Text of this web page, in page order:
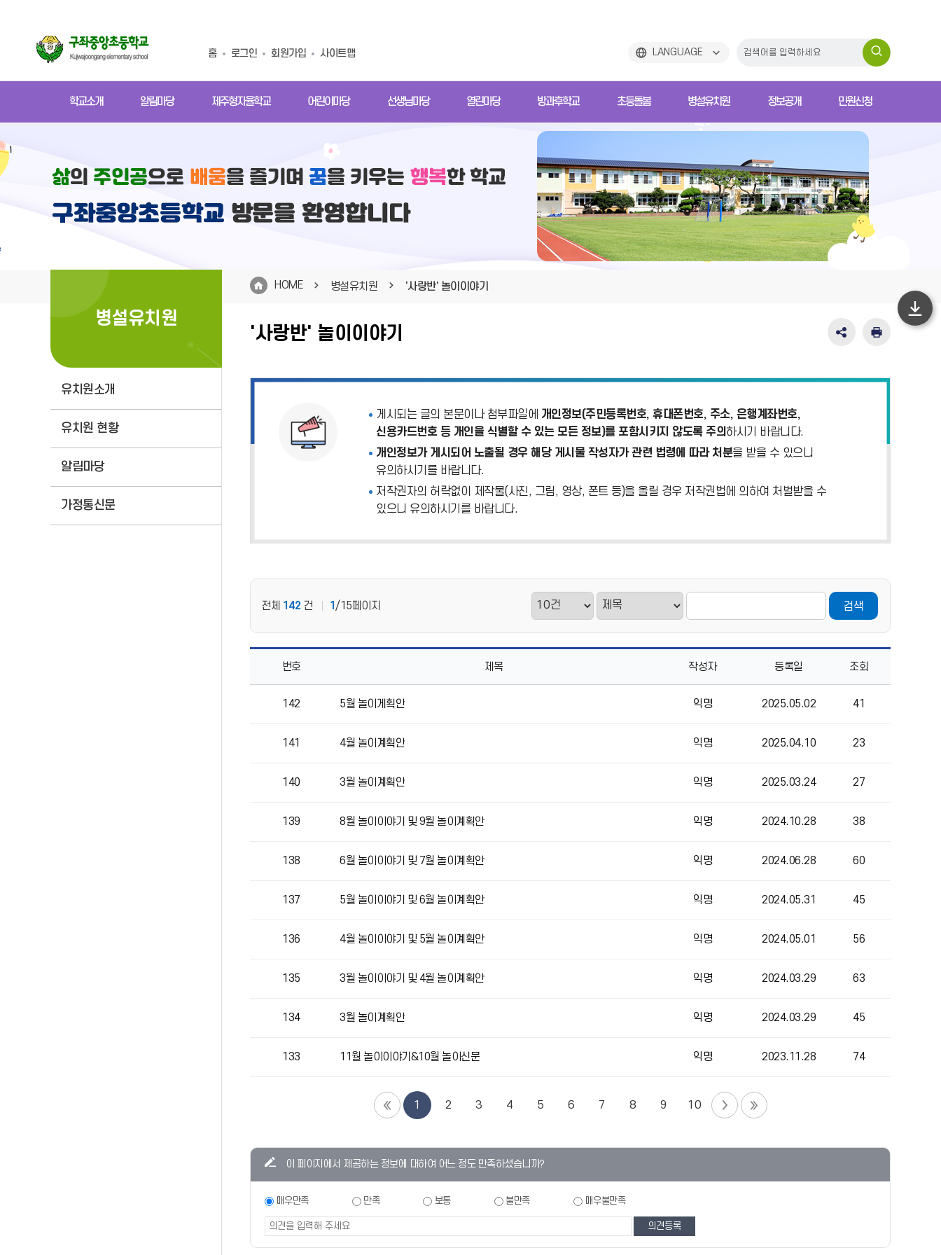
홈 로그인 회원가입 사이트맵 LANGUAGE
검
색
학교소개 알림마당 제주형자율학교 어린이마당 선생님마당 열린마당 방과후학교 초등돌봄 병설유치원 정보공개 민원신청
병설유치원
유치원소개
유치원 현황
알림마당
가정통신문
HOME 병설유치원 '사랑반' 놀이이야기
'사랑반' 놀이이야기
SNS
영
인
게시되는 글의 본문이나 첨부파일에 개인정보(주민등록번호, 휴대폰번호, 주소, 은행계좌번호,
신용카드번호 등 개인을 식별할 수 있는 모든 정보)를 포함시키지 않도록 주의 하시기 바랍니다.
개인정보가 게시되어 노출될 경우 해당 게시물 작성자가 관련 법령에 따라 처분을 받을 수 있으니
유의하시기를 바랍니다.
저작권자의 허락없이 제작물(사진, 그림, 영상, 폰트 등)을 올릴 경우 저작권법에 의하여 처벌받을 수
있으니 유의하시기를 바랍니다.
전체 142 건 1 /15페이지 검색
놀이이야기
번호 제목 작성자 등록일 조회
142 5월 놀이게획안 익명 2025.05.02 41
141 4월 놀이계획안 익명 2025.04.10 23
140 3월 놀이계획안 익명 2025.03.24 27
139 8월 놀이이야기 및 9월 놀이계획안 익명 2024.10.28 38
138 6월 놀이이야기 및 7월 놀이계획안 익명 2024.06.28 60
137 5월 놀이이야기 및 6월 놀이계획안 익명 2024.05.31 45
136 4월 놀이이야기 및 5월 놀이계획안 익명 2024.05.01 56
135 3월 놀이이야기 및 4월 놀이계획안 익명 2024.03.29 63
134 3월 놀이계획안 익명 2024.03.29 45
133 11월 놀이이야기&10월 놀이신문 익명 2023.11.28 74
1 2 3 4 5 6 7 8 9 10
콘텐츠
조사
이 페이지에서 제공하는 정보에 대하여 어느 정도 만족하셨습니까?
만족도
폼
매우만족 만족 보통 불만족 매우불만족
하